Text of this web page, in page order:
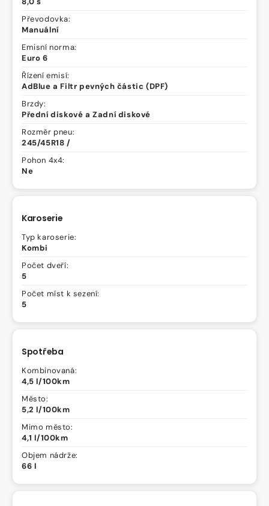
Převodovka:
Manuální
Emisní norma:
Euro 6
Řízení emisí:
AdBlue a Filtr pevných částic (DPF)
Brzdy:
Přední diskové a Zadní diskové
Rozměr pneu:
245/45R18 /
Pohon 4x4:
Ne
Karoserie
Typ karoserie:
Kombi
Počet dveří:
5
Počet míst k sezení:
5
Spotřeba
Kombinovaná:
4,5 l/100km
Město:
5,2 l/100km
Mimo město:
4,1 l/100km
Objem nádrže:
66 l